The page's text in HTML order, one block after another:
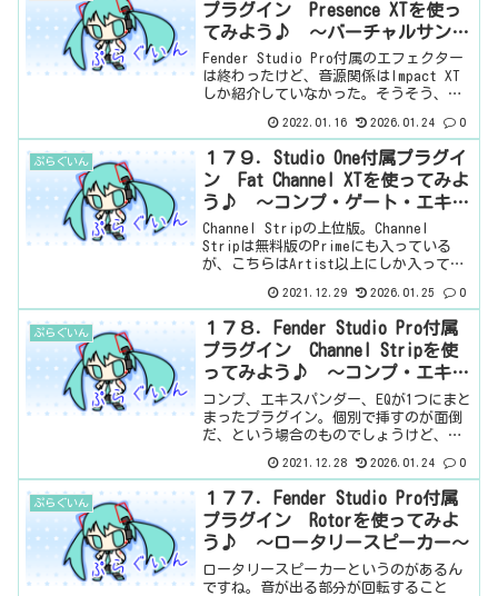
プラグイン Presence XTを使っ
てみよう♪ ～バーチャルサンプ
ルプレイヤーインストゥルメント
～
Fender Studio Pro付属のエフェクター
は終わったけど、音源関係はImpact XT
しか紹介していなかった。そうそう、前
とかPresence XTのXTって、何ですか
ね。たぶんextr...
2022.01.16 2026.01.24 0
ぷらぐいん
１７９．Studio One付属プラグイ
ン Fat Channel XTを使ってみよ
う♪ ～コンプ・ゲート・エキス
パンダー・EQ・リミッター～
Channel Stripの上位版。Channel
Stripは無料版のPrimeにも入っている
が、こちらはArtist以上にしか入ってい
なかった、ゲートとリミッターが入って
いる。（追記）Fe...
2021.12.29 2026.01.25 0
ぷらぐいん
１７８．Fender Studio Pro付属
プラグイン Channel Stripを使
ってみよう♪ ～コンプ・エキス
パンダー・EQ～
コンプ、エキスパンダー、EQが1つにまと
まったプラグイン。個別で挿すのが面倒
だ、という場合のものでしょうけど、無
キスパンダーもEQも入っていないですか
ら。基本情報見た目はこんな感じ。
Feneder ...
2021.12.28 2026.01.24 0
ぷらぐいん
１７７．Fender Studio Pro付属
プラグイン Rotorを使ってみよ
う♪ ～ロータリースピーカー～
ロータリースピーカーというのがあるん
ですね。音が出る部分が回転すること